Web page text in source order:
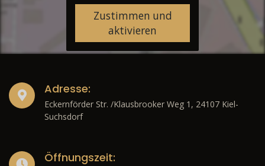
Zustimmen und
aktivieren
Adresse:
Eckernförder Str. /Klausbrooker Weg 1, 24107 Kiel-
Suchsdorf
Öffnungszeit: